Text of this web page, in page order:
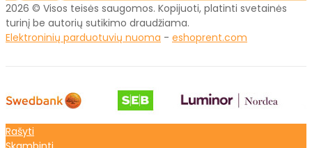
2026 © Visos teisės saugomos. Kopijuoti, platinti svetainės
turinį be autorių sutikimo draudžiama.
Elektroninių parduotuvių nuoma - eshoprent.com
Rašyti